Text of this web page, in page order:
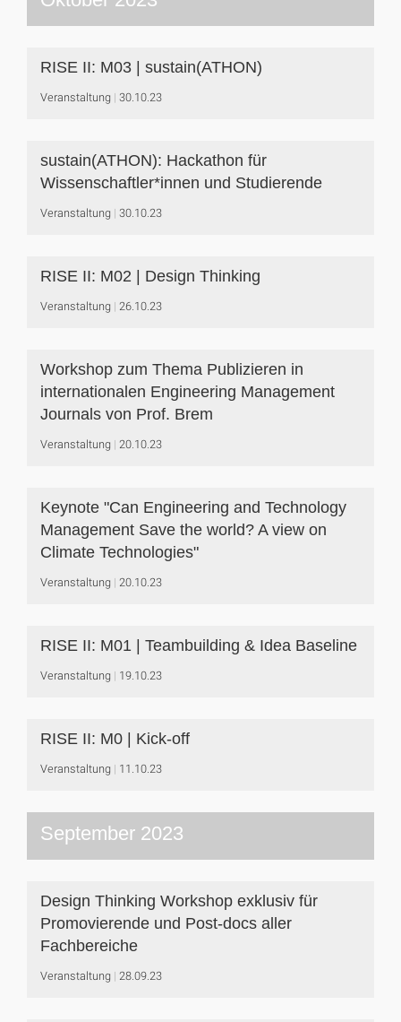
RISE II: M03 | sustain(ATHON)
Veranstaltung 30.10.23
sustain(ATHON): Hackathon für
Wissenschaftler*innen und Studierende
Veranstaltung 30.10.23
RISE II: M02 | Design Thinking
Veranstaltung 26.10.23
Workshop zum Thema Publizieren in
internationalen Engineering Management
Journals von Prof. Brem
Veranstaltung 20.10.23
Keynote "Can Engineering and Technology
Management Save the world? A view on
Climate Technologies"
Veranstaltung 20.10.23
RISE II: M01 | Teambuilding & Idea Baseline
Veranstaltung 19.10.23
RISE II: M0 | Kick-off
Veranstaltung 11.10.23
September 2023
Design Thinking Workshop exklusiv für
Promovierende und Post-docs aller
Fachbereiche
Veranstaltung 28.09.23